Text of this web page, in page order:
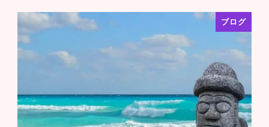
ブログ